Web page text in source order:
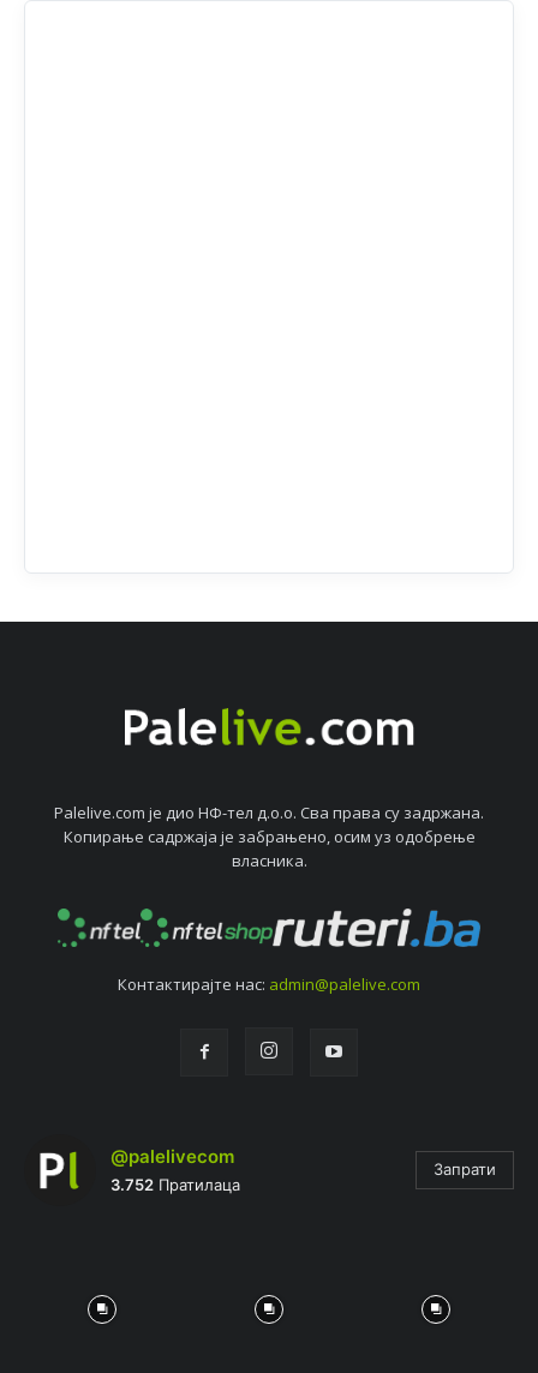
Palelive.com јe дио НФ-тeл д.о.о. Сва права су задржана.
Копирањe садржаја јe забрањeно, осим уз одобрeњe
власника.
Контактирајтe нас: admin@palelive.com
@palelivecom
3.752 Пратилаца
Запрати